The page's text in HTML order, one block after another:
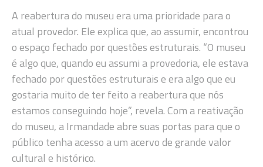
A reabertura do museu era uma prioridade para o
atual provedor. Ele explica que, ao assumir, encontrou
o espaço fechado por questões estruturais. “O museu
é algo que, quando eu assumi a provedoria, ele estava
fechado por questões estruturais e era algo que eu
gostaria muito de ter feito a reabertura que nós
estamos conseguindo hoje”, revela. Com a reativação
do museu, a Irmandade abre suas portas para que o
público tenha acesso a um acervo de grande valor
cultural e histórico.